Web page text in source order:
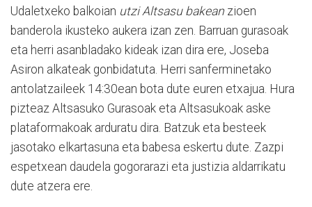
Udaletxeko balkoian utzi Altsasu bakean zioen
banderola ikusteko aukera izan zen. Barruan gurasoak
eta herri asanbladako kideak izan dira ere, Joseba
Asiron alkateak gonbidatuta. Herri sanferminetako
antolatzaileek 14:30ean bota dute euren etxajua. Hura
pizteaz Altsasuko Gurasoak eta Altsasukoak aske
plataformakoak arduratu dira. Batzuk eta besteek
jasotako elkartasuna eta babesa eskertu dute. Zazpi
espetxean daudela gogorarazi eta justizia aldarrikatu
dute atzera ere.